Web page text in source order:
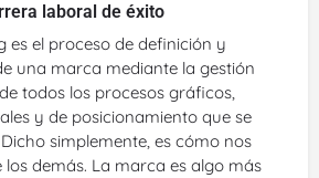
laboral de éxito
es el proceso de definición y
una marca mediante la gestión
todos los procesos gráficos,
y de posicionamiento que se
simplemente, es cómo nos
los demás. La marca es algo más